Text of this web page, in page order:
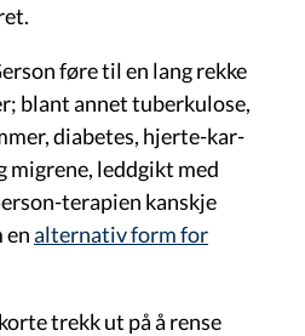
føre til en lang rekke
blant annet tuberkulose,
diabetes, hjerte-kar-
migrene, leddgikt med
terapien kanskje
enalternativ form for
trekk ut på å rense